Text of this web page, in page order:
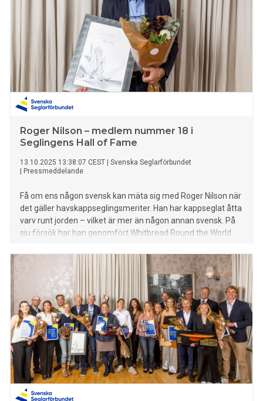
Roger Nilson – medlem nummer 18 i
Seglingens Hall of Fame
13.10.2025 13:38:07 CEST
Svenska Seglarförbundet
Pressmeddelande
Få om ens någon svensk kan mäta sig med Roger Nilson när
det gäller havskappseglingsmeriter. Han har kappseglat åtta
varv runt jorden – vilket är mer än någon annan svensk. På
sju försök har han genomfört Whitbread Round the World
svensk seglings Hall of Fame.